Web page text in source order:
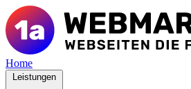
Home
Leistungen